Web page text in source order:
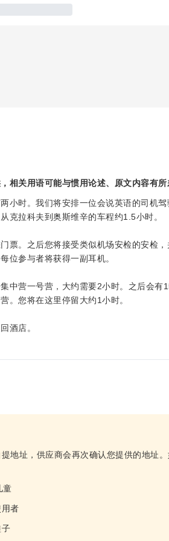
相关用语可能与惯用论述、原文内容有所
小时。我们将安排一位会说英语的司机
克拉科夫到奥斯维辛的车程约1.5小时。
票。之后您将接受类似机场安检的安检
位参与者将获得一副耳机。
中营一号营，大约需要2小时。之后会有
。您将在这里停留大约1小时。
酒店。
地址，供应商会再次确认您提供的地址
童
者